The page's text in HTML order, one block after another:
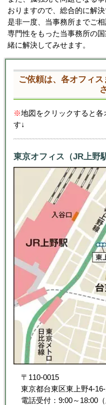
おりますので、総合的に解
是非一度、当事務所までご相
専門性をもった当事務所の
緒に解決してみせます。
ご依頼は、各オフィ
※地図をクリックすると各
す↓
東京オフィス（JR上野
〒110-0015
東京都台東区東上野4-
電話受付：9:00～18:00（